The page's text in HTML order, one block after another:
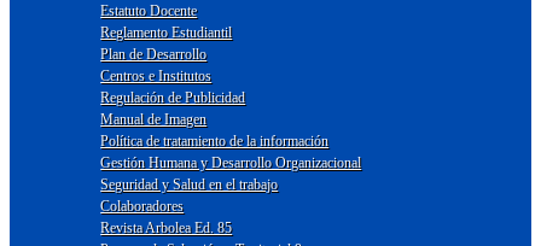
Estatuto Docente
Reglamento Estudiantil
Plan de Desarrollo
Centros e Institutos
Regulación de Publicidad
Manual de Imagen
Política de tratamiento de la información
Gestión Humana y Desarrollo Organizacional
Seguridad y Salud en el trabajo
Colaboradores
Revista Arbolea Ed. 85